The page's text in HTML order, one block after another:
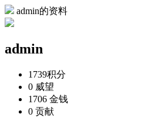
admin的资料
admin
1739积分
0 威望
1706 金钱
0 贡献